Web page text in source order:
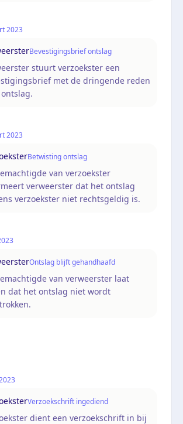
2023
Bevestigingsbrief ontslag
stuurt verzoekster een
met de dringende reden
2023
Betwisting ontslag
van verzoekster
verweerster dat het ontslag
verzoekster niet rechtsgeldig is.
Ontslag blijft gehandhaafd
van verweerster laat
dat het ontslag niet wordt
Verzoekschrift ingediend
dient een verzoekschrift in bij